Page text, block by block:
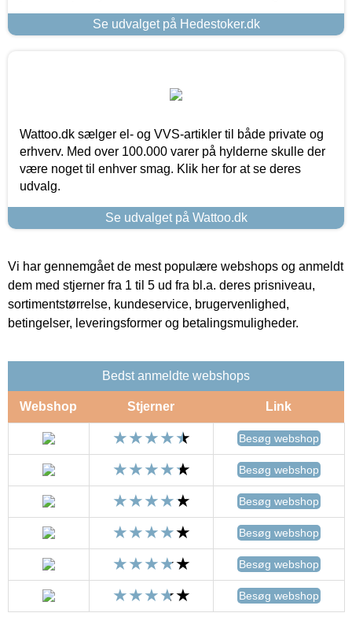
Se udvalget på Hedestoker.dk
Wattoo.dk sælger el- og VVS-artikler til både private og
erhverv. Med over 100.000 varer på hylderne skulle der
være noget til enhver smag. Klik her for at se deres
udvalg.
Se udvalget på Wattoo.dk
Vi har gennemgået de mest populære webshops og anmeldt
dem med stjerner fra 1 til 5 ud fra bl.a. deres prisniveau,
sortimentstørrelse, kundeservice, brugervenlighed,
betingelser, leveringsformer og betalingsmuligheder.
Bedst anmeldte webshops
Webshop Stjerner Link
Besøg webshop
Besøg webshop
Besøg webshop
Besøg webshop
Besøg webshop
Besøg webshop